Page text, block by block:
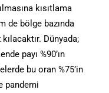
kısıtlama
de bölge bazında
Dünyada;
payı %90’ın
bu oran %75’in
pandemi